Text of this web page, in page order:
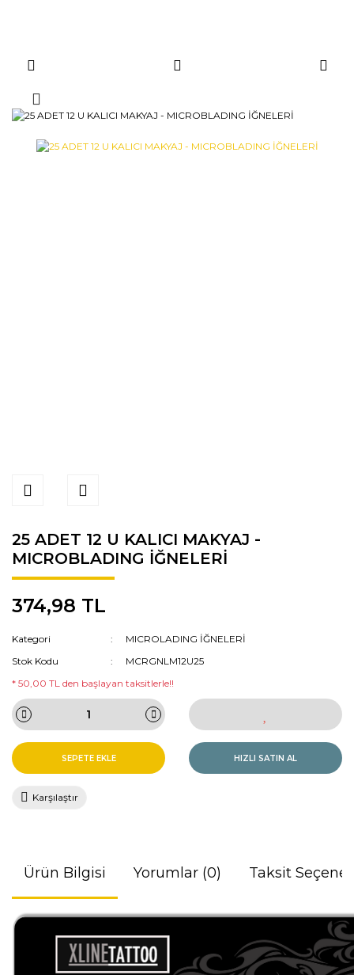
25 ADET 12 U KALICI MAKYAJ -
MICROBLADING İĞNELERİ
374,98 TL
Kategori
MICROLADING İĞNELERİ
Stok Kodu
MCRGNLM12U25
* 50,00 TL den başlayan taksitlerle!!
SEPETE EKLE HIZLI SATIN AL
Karşılaştır
Ürün Bilgisi Yorumlar (0) Taksit